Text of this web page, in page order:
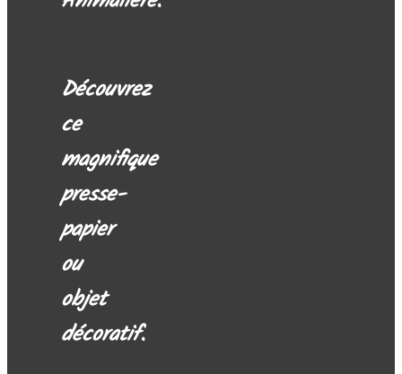
Découvrez
ce
magnifique
presse-
papier
ou
objet
décoratif.